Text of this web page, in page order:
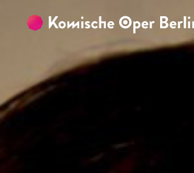
Zum Hauptinhalt springen Zum